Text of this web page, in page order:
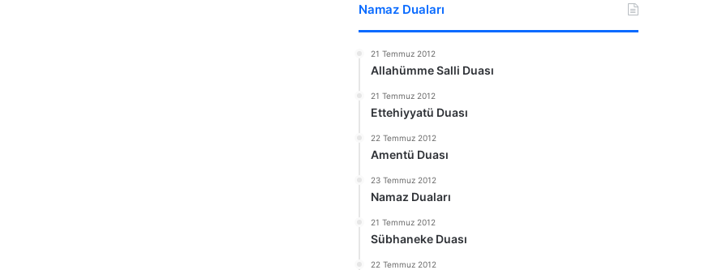
Namaz Duaları
21 Temmuz 2012
Allahümme Salli Duası
21 Temmuz 2012
Ettehiyyatü Duası
22 Temmuz 2012
Amentü Duası
23 Temmuz 2012
Namaz Duaları
21 Temmuz 2012
Sübhaneke Duası
22 Temmuz 2012